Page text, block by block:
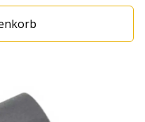
mit magnetischer
85 x 25 x 40 mm